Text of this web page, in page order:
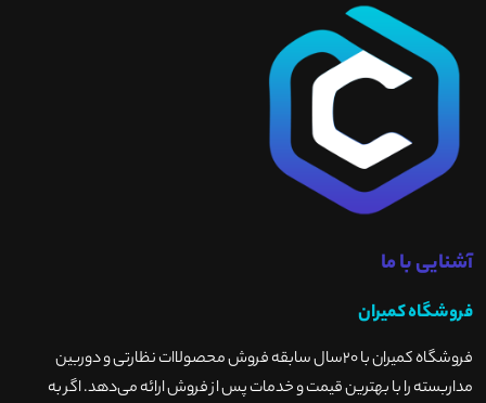
آشنایی با ما
فروشگاه کمیران
فروشگاه کمیران با ۲۰سال سابقه فروش محصولاات نظارتی و دوربین
مداربسته را با بهترین قیمت و خدمات پس از فروش ارائه می‌دهد. اگر به